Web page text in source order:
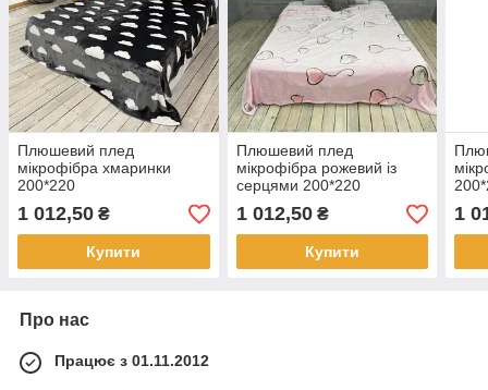
Плюшевий плед
мікрофібра хмаринки
200*220
1 012,50 ₴
Купити
Плюшевий плед
мікрофібра рожевий із
серцями 200*220
1 012,50₴
Купити
1
Про нас
Працює з 01.11.2012